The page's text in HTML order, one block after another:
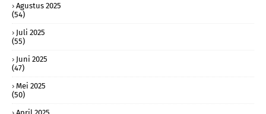
Agustus 2025
(54)
Juli 2025
(55)
Juni 2025
(47)
Mei 2025
(50)